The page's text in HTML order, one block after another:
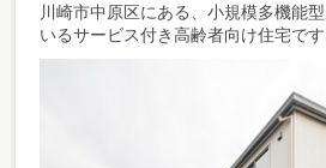
川崎市中原区にある、小規模多機能
いるサービス付き高齢者向け住宅です